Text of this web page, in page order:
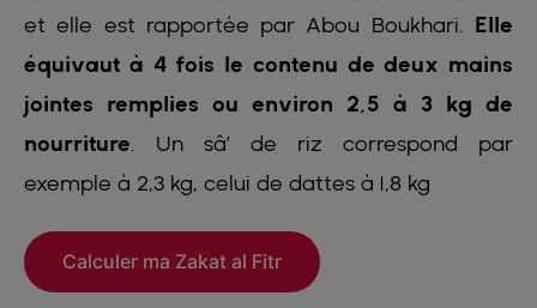
et elle est rapportée par Abou Boukhari. Elle
équivaut à 4 fois le contenu de deux mains
jointes remplies ou environ 2,5 à 3 kg de
nourriture. Un sâ’ de riz correspond par
exemple à 2,3 kg, celui de dattes à 1,8 kg
Calculer ma Zakat al Fitr